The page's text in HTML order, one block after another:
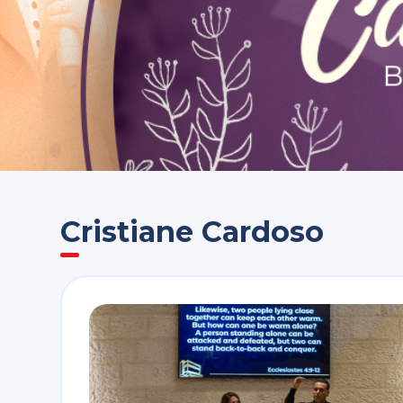
Cristiane Cardoso